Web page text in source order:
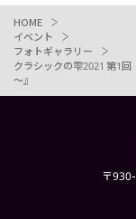
HOME
イベント
フォトギャラリー
クラシックの雫2021 第1
～』
〒